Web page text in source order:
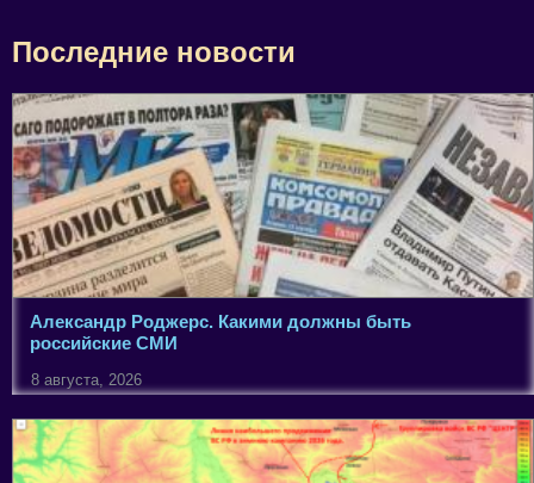
Последние новости
Александр Роджерс. Какими должны быть
российские СМИ
8 августа, 2026